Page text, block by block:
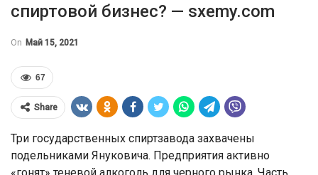
спиртовой бизнес? — sxemy.com
On Май 15, 2021
67
Share
Три государственных спиртзавода захвачены
подельниками Януковича. Предприятия активно